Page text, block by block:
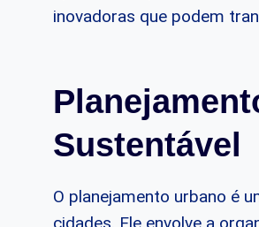
inovadoras que podem
Sustentável
O planejamento urbano é